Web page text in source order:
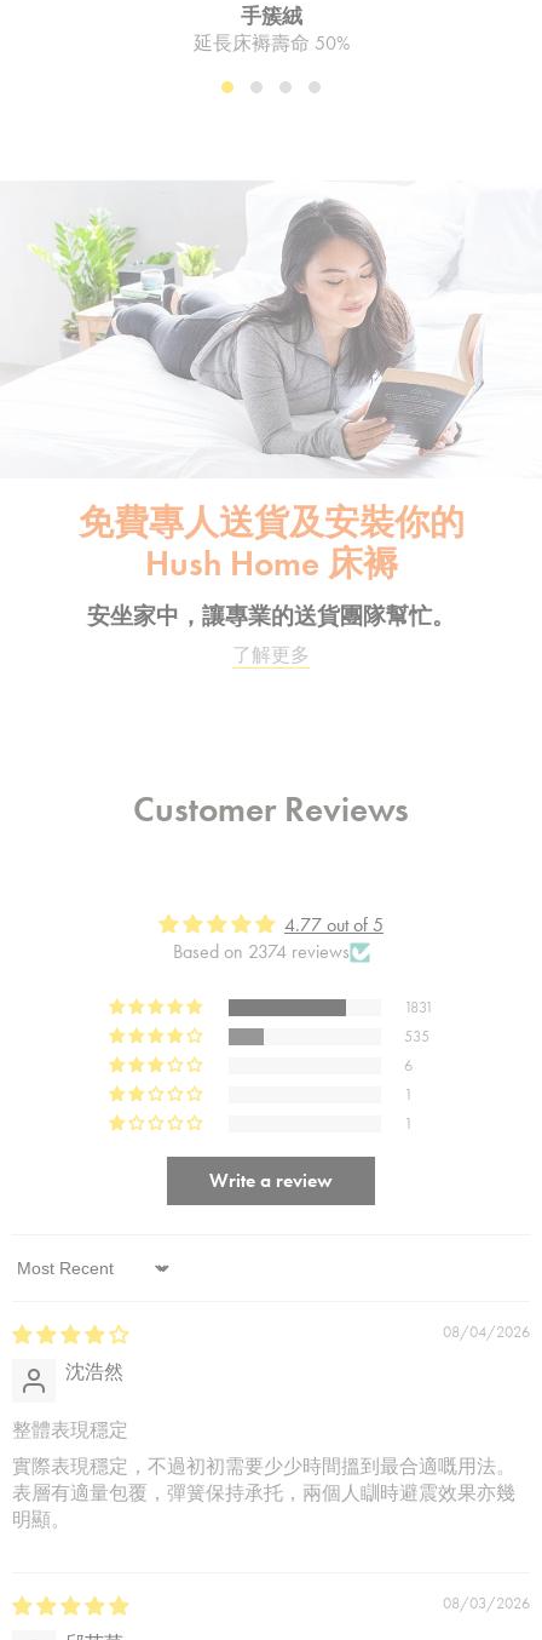
手簇絨
延長床褥壽命 50%
免費專人送貨及安裝你的
Hush Home 床褥
安坐家中，讓專業的送貨團隊幫忙。
了解更多
Customer Reviews
4.77 out of 5
Based on 2374 reviews
1831
535
6
1
1
Write a review
Sort by
08/04/2026
沈浩然
整體表現穩定
實際表現穩定，不過初初需要少少時間搵到最合適嘅用法。
表層有適量包覆，彈簧保持承托，兩個人瞓時避震效果亦幾
明顯。
08/03/2026